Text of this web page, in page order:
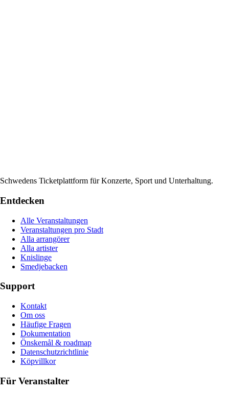
Schwedens Ticketplattform für Konzerte, Sport und Unterhaltung.
Entdecken
Alle Veranstaltungen
Veranstaltungen pro Stadt
Alla arrangörer
Alla artister
Knislinge
Smedjebacken
Support
Kontakt
Om oss
Häufige Fragen
Dokumentation
Önskemål & roadmap
Datenschutzrichtlinie
Köpvillkor
Für Veranstalter